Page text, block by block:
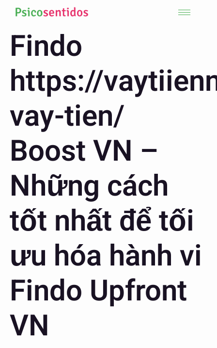
Findo
https://
vay-tien/
Boost VN –
Những cách
tốt nhất để tối
ưu hóa hành vi
Findo Upfront
VN